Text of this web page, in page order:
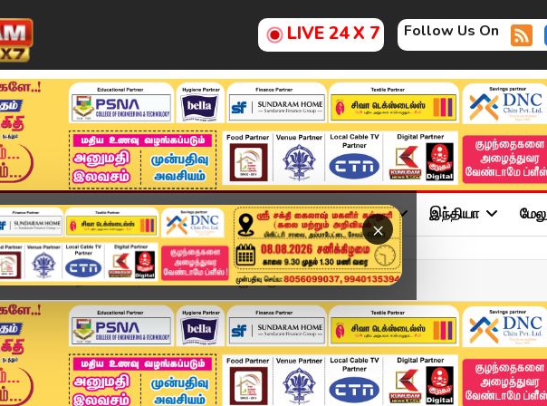
LIVE 24 X 7 Follow Us On
×
அண்மை தமிழ்நாடு சினிமா அரசியல் விளையாட்டு இந்தியா
BREAKING : தவெகவினரின் செயல்..! CM விஜய்க்கு கோ...